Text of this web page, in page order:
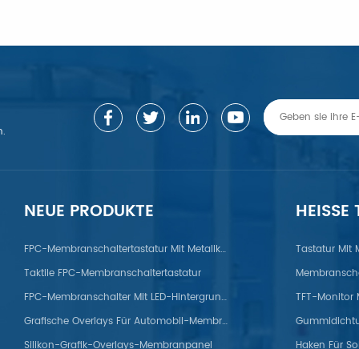
ERFAHREN SIE MEHR ERFAHREN SIE MEHR
NEUE PRODUKTE
FPC-Membranschaltertastatur Mit Metallkuppel
Taktile FPC-Membranschaltertastatur
FPC-Membranschalter Mit LED-Hintergrundbeleuchtung
Grafische Overlays Für Automobil-Membranpanels
Silikon-Grafik-Overlays-Membranpanel
HEISSE
Tastatur Mit
Haken Für